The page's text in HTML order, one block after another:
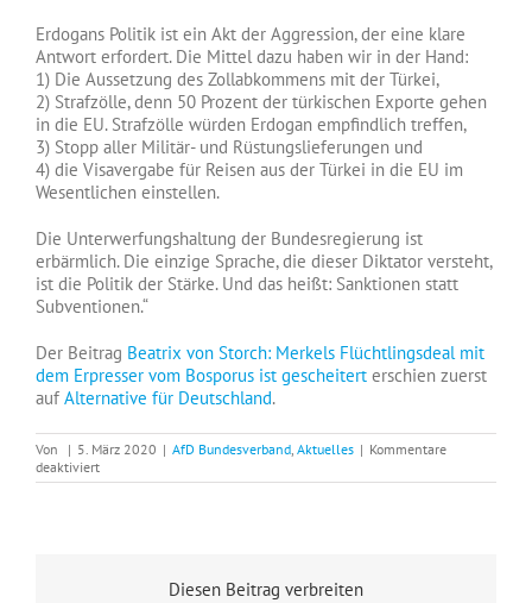
Erdogans Politik ist ein Akt der Aggression, der eine klare
Antwort erfordert. Die Mittel dazu haben wir in der Hand:
1) Die Aussetzung des Zollabkommens mit der Türkei,
2) Strafzölle, denn 50 Prozent der türkischen Exporte gehen
in die EU. Strafzölle würden Erdogan empfindlich treffen,
3) Stopp aller Militär- und Rüstungslieferungen und
4) die Visavergabe für Reisen aus der Türkei in die EU im
Wesentlichen einstellen.
Die Unterwerfungshaltung der Bundesregierung ist
erbärmlich. Die einzige Sprache, die dieser Diktator versteht,
ist die Politik der Stärke. Und das heißt: Sanktionen statt
Subventionen.“
Der Beitrag Beatrix von Storch: Merkels Flüchtlingsdeal mit
dem Erpresser vom Bosporus ist gescheitert erschien zuerst
auf Alternative für Deutschland.
Von | 5. März 2020 | AfD Bundesverband Aktuelles | Kommentare
deaktiviertfür
Beatrix
Diesen Beitrag verbreiten